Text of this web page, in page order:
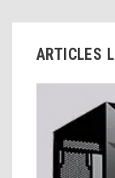
ARTICLES